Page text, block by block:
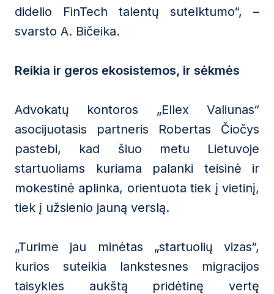
didelio FinTech talentų sutelktumo“, –
svarsto A. Bičeika.
Reikia ir geros ekosistemos, ir sėkmės
Advokatų kontoros „Ellex Valiunas“
asocijuotasis partneris Robertas Čiočys
pastebi, kad šiuo metu Lietuvoje
startuoliams kuriama palanki teisinė ir
mokestinė aplinka, orientuota tiek į vietinį,
tiek į užsienio jauną verslą.
„Turime jau minėtas „startuolių vizas“,
kurios suteikia lankstesnes migracijos
taisykles aukštą pridėtinę vertę